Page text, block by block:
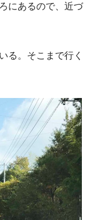
にあるので、近づ
る。そこまで行く